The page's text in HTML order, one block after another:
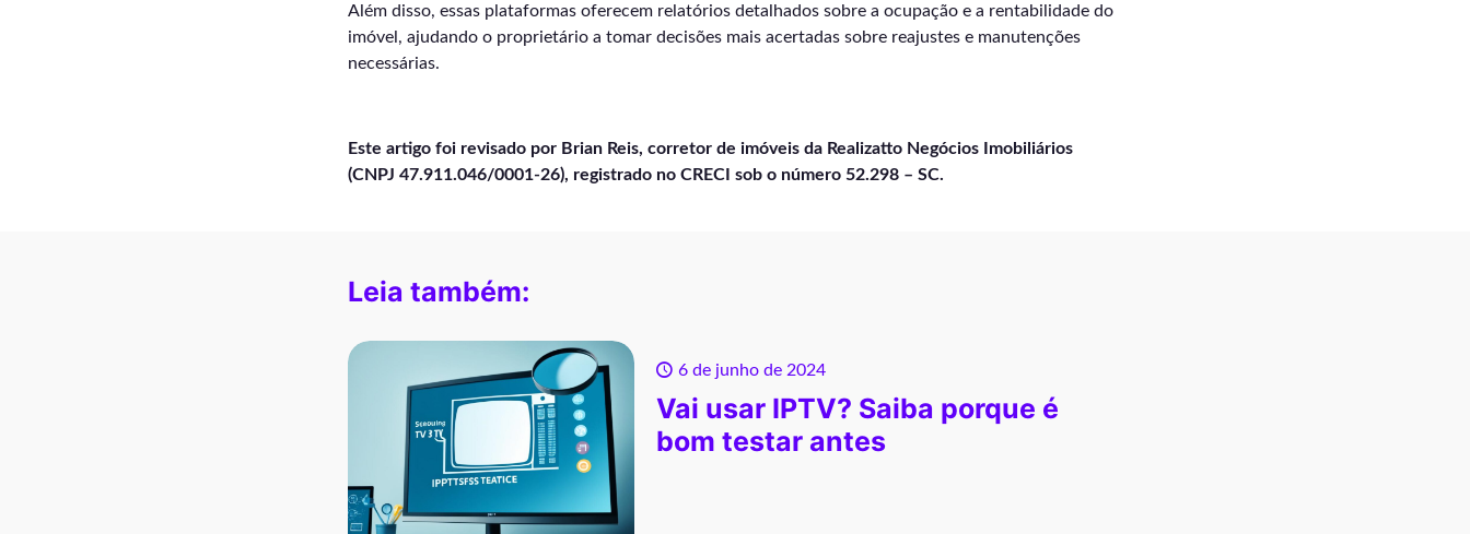
Além disso, essas plataformas oferecem relatórios detalhados sobre a ocupação e a rentabilidade do
imóvel, ajudando o proprietário a tomar decisões mais acertadas sobre reajustes e manutenções
necessárias.
Este artigo foi revisado por Brian Reis, corretor de imóveis da Realizatto Negócios Imobiliários
(CNPJ 47.911.046/0001-26), registrado no CRECI sob o número 52.298 – SC.
Leia também:
6 de junho de 2024
Vai usar IPTV? Saiba porque é
bom testar antes